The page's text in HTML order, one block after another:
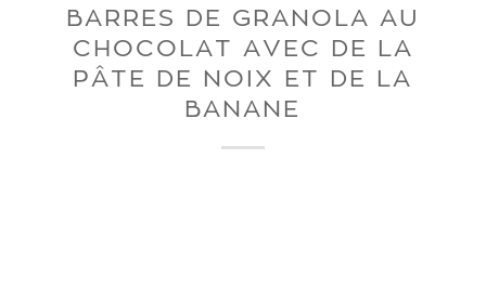
BARRES DE GRANOLA AU
CHOCOLAT AVEC DE LA
PÂTE DE NOIX ET DE LA
BANANE